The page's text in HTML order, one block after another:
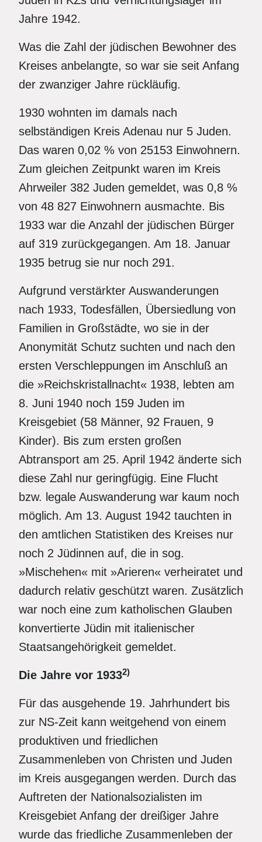
Jahre 1942.
Was die Zahl der jüdischen Bewohner des
Kreises anbelangte, so war sie seit Anfang
der zwanziger Jahre rückläufig.
1930 wohnten im damals nach
selbständigen Kreis Adenau nur 5 Juden.
Das waren 0,02 % von 25153 Einwohnern.
Zum gleichen Zeitpunkt waren im Kreis
Ahrweiler 382 Juden gemeldet, was 0,8 %
von 48 827 Einwohnern ausmachte. Bis
1933 war die Anzahl der jüdischen Bürger
auf 319 zurückgegangen. Am 18. Januar
1935 betrug sie nur noch 291.
Aufgrund verstärkter Auswanderungen
nach 1933, Todesfällen, Übersiedlung von
Familien in Großstädte, wo sie in der
Anonymität Schutz suchten und nach den
ersten Verschleppungen im Anschluß an
die »Reichskristallnacht« 1938, lebten am
8. Juni 1940 noch 159 Juden im
Kreisgebiet (58 Männer, 92 Frauen, 9
Kinder). Bis zum ersten großen
Abtransport am 25. April 1942 änderte sich
diese Zahl nur geringfügig. Eine Flucht
bzw. legale Auswanderung war kaum noch
möglich. Am 13. August 1942 tauchten in
den amtlichen Statistiken des Kreises nur
noch 2 Jüdinnen auf, die in sog.
»Mischehen« mit »Arieren« verheiratet und
dadurch relativ geschützt waren. Zusätzlich
war noch eine zum katholischen Glauben
konvertierte Jüdin mit italienischer
Staatsangehörigkeit gemeldet.
Die Jahre vor 19332)
Für das ausgehende 19. Jahrhundert bis
zur NS-Zeit kann weitgehend von einem
produktiven und friedlichen
Zusammenleben von Christen und Juden
im Kreis ausgegangen werden. Durch das
Auftreten der Nationalsozialisten im
Kreisgebiet Anfang der dreißiger Jahre
wurde das friedliche Zusammenleben der